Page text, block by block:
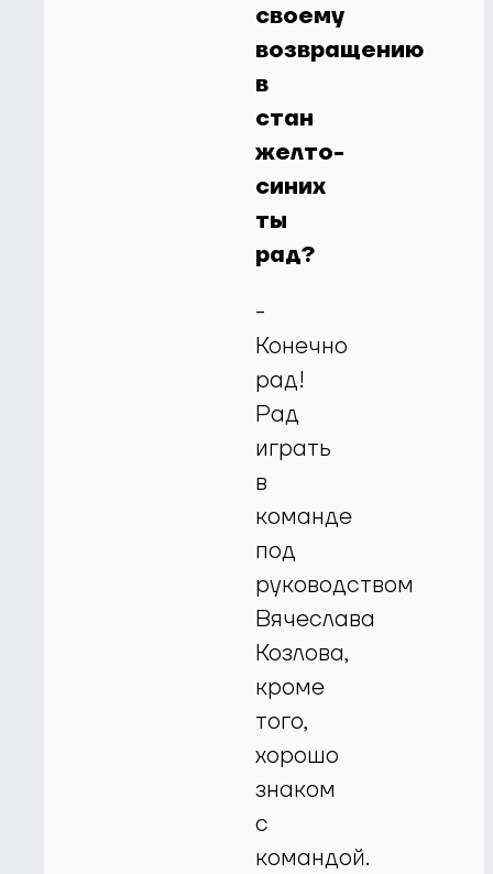
своему
возвращению
в
стан
желто-
синих
ты
рад?
-
Конечно
рад!
Рад
играть
в
команде
под
руководством
Вячеслава
Козлова,
кроме
того,
хорошо
знаком
с
командой.